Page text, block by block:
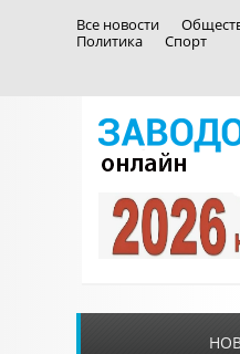
Все новости
Политика
Спорт